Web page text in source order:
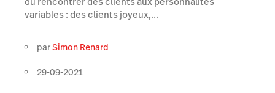
variables : des clients joyeux,...
parSimon Renard
29-09-2021